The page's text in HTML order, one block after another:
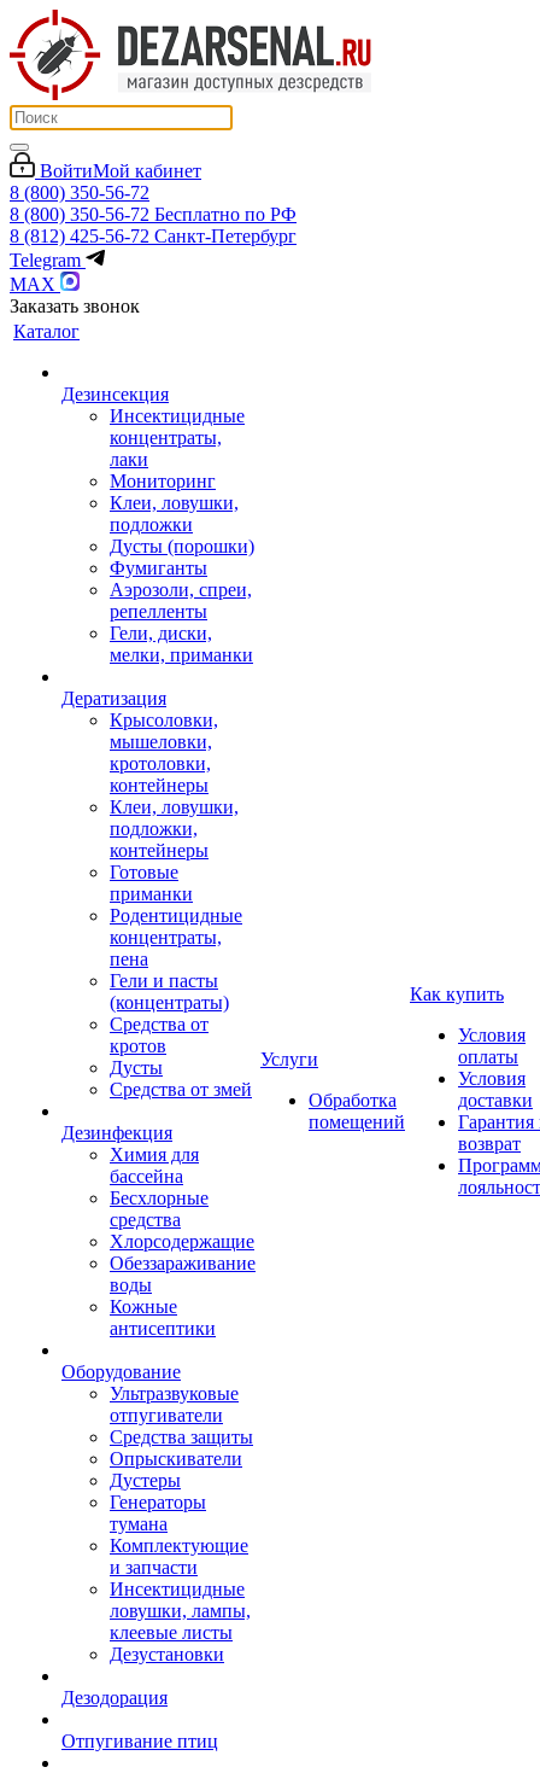
ВойтиМой кабинет
8 (800) 350-56-72
8 (800) 350-56-72 Бесплатно по РФ
8 (812) 425-56-72 Санкт-Петербург
Telegram
MAX
Заказать звонок
Каталог
Дезинсекция
Инсектицидные
концентраты,
лаки
Мониторинг
Клеи, ловушки,
подложки
Дусты (порошки)
Фумиганты
Аэрозоли, спреи,
репелленты
Гели, диски,
мелки, приманки
Дератизация
Крысоловки,
мышеловки,
кротоловки,
контейнеры
Клеи, ловушки,
подложки,
контейнеры
Готовые
приманки
Родентицидные
концентраты,
пена
Гели и пасты
(концентраты)
Средства от
кротов
Дусты
Средства от змей
Дезинфекция
Химия для
бассейна
Бесхлорные
средства
Хлорсодержащие
Обеззараживание
воды
Кожные
антисептики
Оборудование
Ультразвуковые
отпугиватели
Средства защиты
Опрыскиватели
Дустеры
Генераторы
тумана
Комплектующие
и запчасти
Инсектицидные
ловушки, лампы,
клеевые листы
Дезустановки
Дезодорация
Отпугивание птиц
Услуги
Обработка
помещений
Как купить
Условия
оплаты
Условия
доставки
Гарантия
возврат